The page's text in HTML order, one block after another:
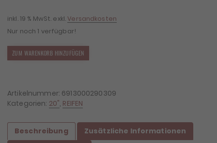
inkl. 19 % MwSt. exkl.Versandkosten
Nur noch 1 verfügbar!
4x
Reifen
AT2
35x12,5x20
Menge
ZUM WARENKORB HINZUFÜGEN
Artikelnummer: 6913000290309
Kategorien: 20", REIFEN
Beschreibung
Zusätzliche Informationen